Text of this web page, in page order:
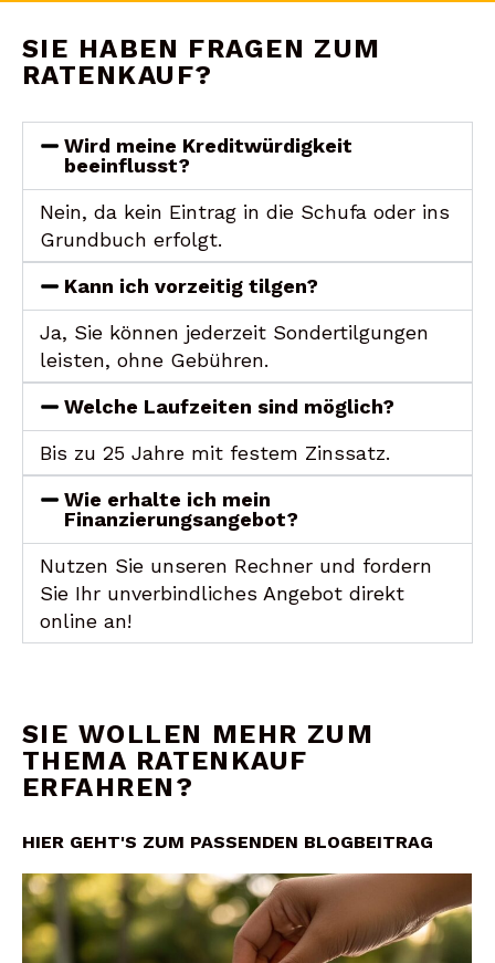
SIE HABEN FRAGEN ZUM
RATENKAUF?
Wird meine Kreditwürdigkeit
beeinflusst?
Nein, da kein Eintrag in die Schufa oder ins
Grundbuch erfolgt.
Kann ich vorzeitig tilgen?
Ja, Sie können jederzeit Sondertilgungen
leisten, ohne Gebühren.
Welche Laufzeiten sind möglich?
Bis zu 25 Jahre mit festem Zinssatz.
Wie erhalte ich mein
Finanzierungsangebot?
Nutzen Sie unseren Rechner und fordern
Sie Ihr unverbindliches Angebot direkt
online an!
SIE WOLLEN MEHR ZUM
THEMA RATENKAUF
ERFAHREN?
HIER GEHT'S ZUM PASSENDEN BLOGBEITRAG